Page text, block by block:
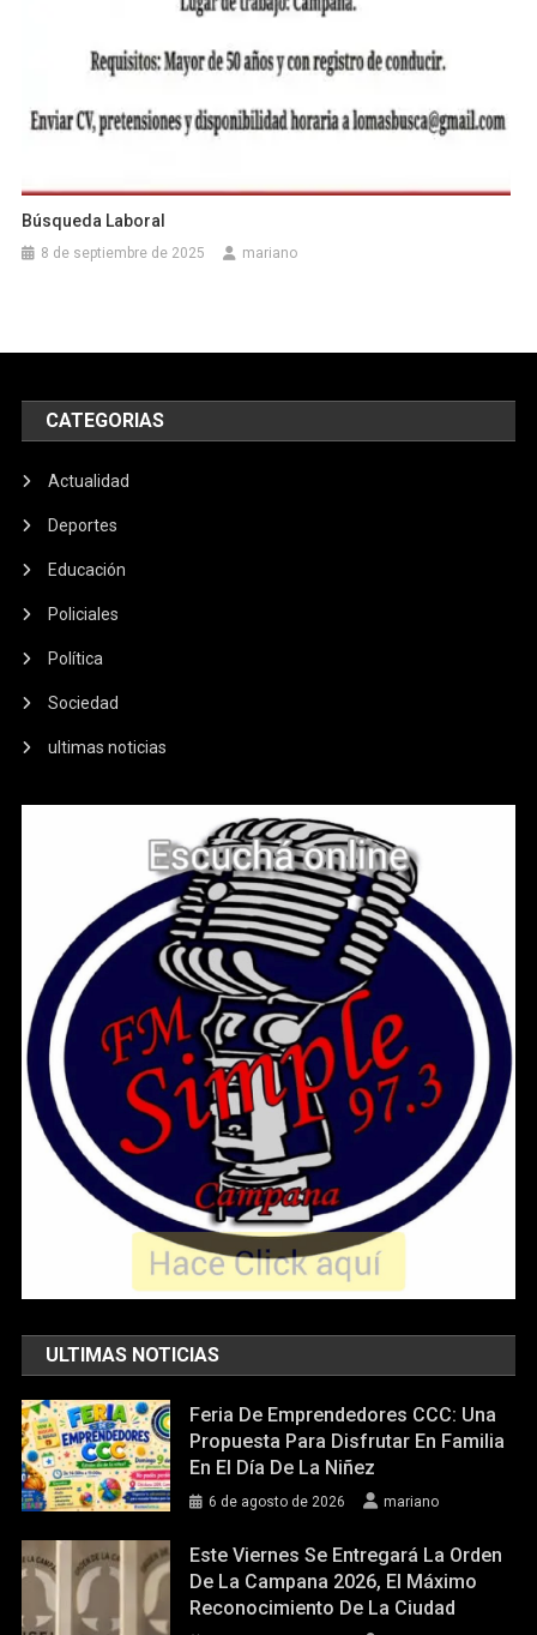
Búsqueda Laboral
8 de septiembre de 2025 mariano
CATEGORIAS
Actualidad
Deportes
Educación
Policiales
Política
Sociedad
ultimas noticias
ULTIMAS NOTICIAS
Feria De Emprendedores CCC: Una
Propuesta Para Disfrutar En Familia
En El Día De La Niñez
6 de agosto de 2026 mariano
Este Viernes Se Entregará La Orden
De La Campana 2026, El Máximo
Reconocimiento De La Ciudad